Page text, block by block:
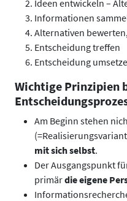
Ideen entwickeln –
Informationen
Alternativen
Entscheidung treffen
Entscheidung
Wichtige Prinzipien
Am Beginn stehen
mit sich selbst.
Der Ausgangspunkt
primärdie eigene